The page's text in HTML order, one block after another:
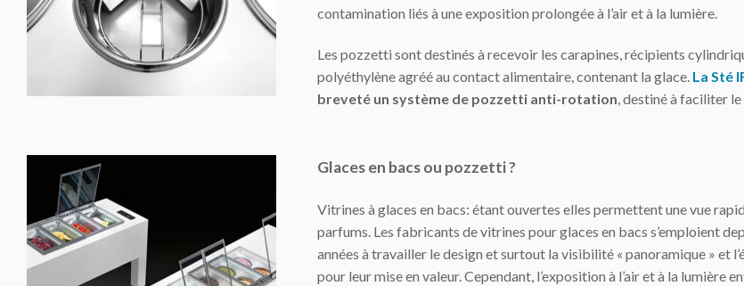
contamination liés à une exposition prolongée à l’air et à la lumière.
Les pozzetti sont destinés à recevoir les carapines, récipients
polyéthylène agréé au contact alimentaire, contenant la glace. La Sté
breveté un système de pozzetti anti-rotation , destiné à faciliter le
Glaces en bacs ou pozzetti ?
Vitrines à glaces en bacs: étant ouvertes elles permettent une vue
parfums. Les fabricants de vitrines pour glaces en bacs s’emploient
années à travailler le design et surtout la visibilité « panoramique » et
pour leur mise en valeur. Cependant, l’exposition à l’air et à la lumière